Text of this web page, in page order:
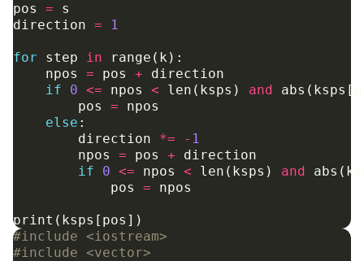
pos =
s
direction = 1
for step in range ( k ):
npos
= pos +
direction
if
0 <= npos < len ( ksps ) and abs ( ksps [
pos
=
npos
else :
direction
*= - 1
npos
= pos +
direction
if
0 <= npos < len ( ksps ) and abs (
pos
= npos
print ( ksps [ pos ])
#include <iostream>
#include <vector>